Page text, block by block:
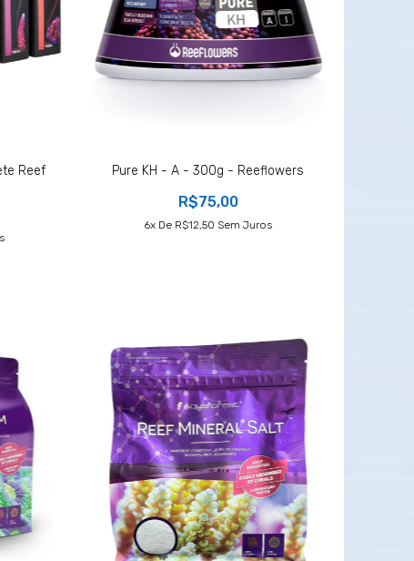
Reef
Pure KH - A - 300g - Reeflowers
R$75,00
6X De R$12,50 Sem Juros